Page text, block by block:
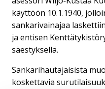
käyttöön 10.1.1940,
sankarivainajaa
ja entisen
säestyksellä.
Sankarihautajaisista
koskettavia